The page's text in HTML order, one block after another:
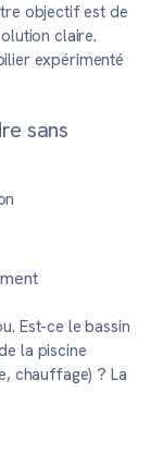
objectif est de
claire.
expérimenté
sans
Est-ce le bassin
la piscine
chauffage) ? La